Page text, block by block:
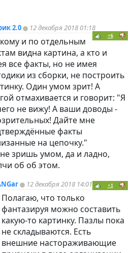
2.0 12 декабря 2018 01:18
+6
и по отдельным
видна картина, а кто и
все факты, но не имея
из сборки, не построить
Один умом зрит! А
отмахивается и говорит: "Я
не вижу! А ваши доводы -
Дайте мне
факты
на цепочку."
зришь умом, да и ладно,
об об этом.
12 декабря 2018 14:01 +1
Полагаю, что только
фантазируя можно составить
какую-то картинку. Пазлы пока
не складываются. Есть
внешние настораживающие